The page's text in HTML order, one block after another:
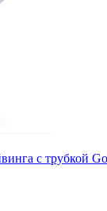
с трубкой